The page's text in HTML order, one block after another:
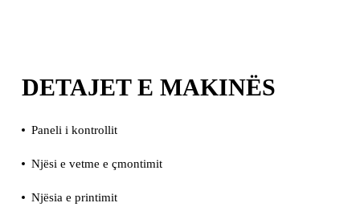
DETAJET E MAKINËS
Paneli i kontrollit
Njësi e vetme e çmontimit
Njësia e printimit